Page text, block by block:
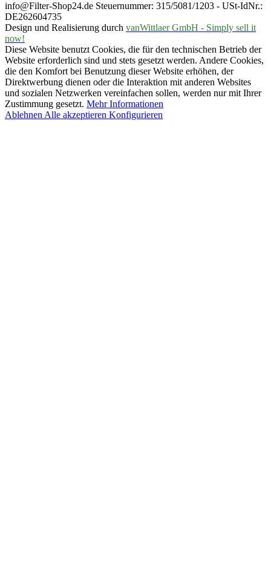
info@Filter-Shop24.de Steuernummer: 315/5081/1203 - USt-IdNr.:
DE262604735
Design und Realisierung durch vanWittlaer GmbH - Simply sell it
now!
Diese Website benutzt Cookies, die für den technischen Betrieb der
Website erforderlich sind und stets gesetzt werden. Andere Cookies,
die den Komfort bei Benutzung dieser Website erhöhen, der
Direktwerbung dienen oder die Interaktion mit anderen Websites
und sozialen Netzwerken vereinfachen sollen, werden nur mit Ihrer
Zustimmung gesetzt. Mehr Informationen
Ablehnen Alle akzeptieren Konfigurieren